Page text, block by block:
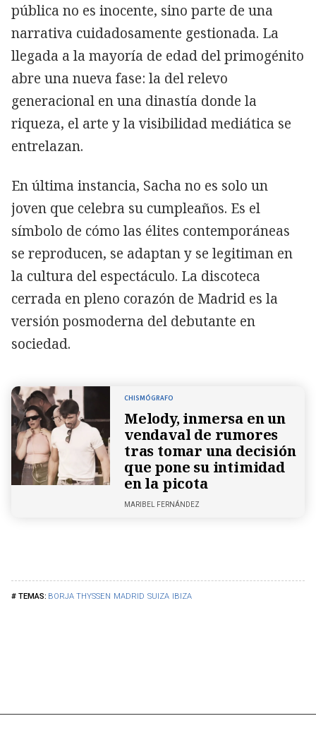
BORJA THYSSEN MADRID SUIZA IBIZA
pública no es inocente, sino parte de una
narrativa cuidadosamente gestionada. La
llegada a la mayoría de edad del primogénito
abre una nueva fase: la del relevo
generacional en una dinastía donde la
riqueza, el arte y la visibilidad mediática se
entrelazan.
En última instancia, Sacha no es solo un
joven que celebra su cumpleaños. Es el
símbolo de cómo las élites contemporáneas
se reproducen, se adaptan y se legitiman en
la cultura del espectáculo. La discoteca
cerrada en pleno corazón de Madrid es la
versión posmoderna del debutante en
sociedad.
CHISMÓGRAFO
Melody, inmersa en un
vendaval de rumores
tras tomar una decisión
que pone su intimidad
en la picota
MARIBEL FERNÁNDEZ